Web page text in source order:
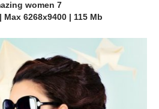
women 7
Max 6268x9400 | 115 Mb